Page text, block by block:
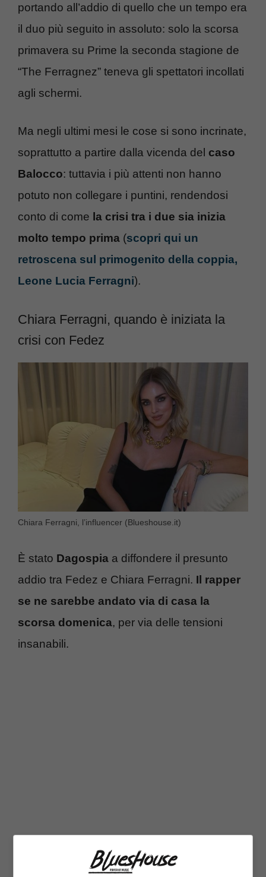
portando all’addio di quello che un tempo era
il duo più seguito in assoluto: solo la scorsa
primavera su Prime la seconda stagione de
“The Ferragnez” teneva gli spettatori incollati
agli schermi.
Ma negli ultimi mesi le cose si sono incrinate,
soprattutto a partire dalla vicenda del caso
Balocco: tuttavia i più attenti non hanno
potuto non collegare i puntini, rendendosi
conto di come la crisi tra i due sia inizia
molto tempo prima (scopri qui un
retroscena sul primogenito della coppia,
Leone Lucia Ferragni).
Chiara Ferragni, quando è iniziata la
crisi con Fedez
Chiara Ferragni, l’influencer (Blueshouse.it)
È stato Dagospia a diffondere il presunto
addio tra Fedez e Chiara Ferragni. Il rapper
se ne sarebbe andato via di casa la
scorsa domenica, per via delle tensioni
insanabili.
Secondo alcune indiscrezioni, la Ferragni
non avrebbe tollerato la mancanza di